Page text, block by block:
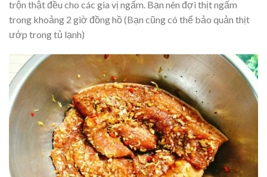
trộn thật đều cho các gia vị ngấm. Bạn nên đợi thịt ngấm
trong khoảng 2 giờ đồng hồ (Bạn cũng có thể bảo quản thịt
ướp trong tủ lạnh)